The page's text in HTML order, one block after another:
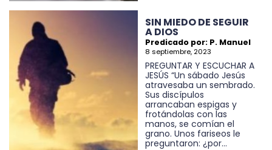
SIN MIEDO DE SEGUIR
A DIOS
Predicado por: P. Manuel
8 septiembre, 2023
PREGUNTAR Y ESCUCHAR A
JESÚS “Un sábado Jesús
atravesaba un sembrado.
Sus discípulos
arrancaban espigas y
frotándolas con las
manos, se comían el
grano. Unos fariseos le
preguntaron: ¿por...